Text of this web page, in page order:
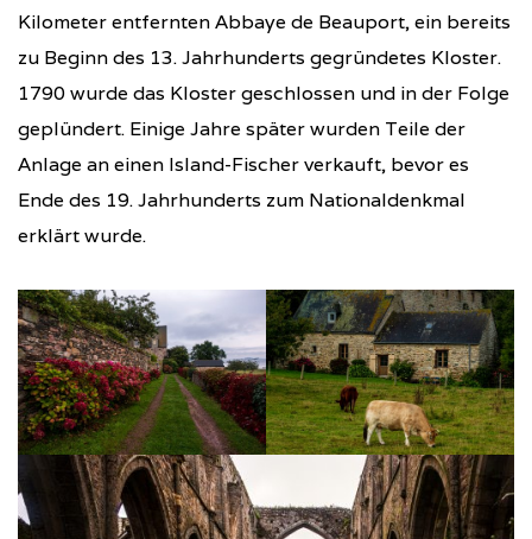
Kilometer entfernten Abbaye de Beauport, ein bereits
zu Beginn des 13. Jahrhunderts gegründetes Kloster.
1790 wurde das Kloster geschlossen und in der Folge
geplündert. Einige Jahre später wurden Teile der
Anlage an einen Island-Fischer verkauft, bevor es
Ende des 19. Jahrhunderts zum Nationaldenkmal
erklärt wurde.